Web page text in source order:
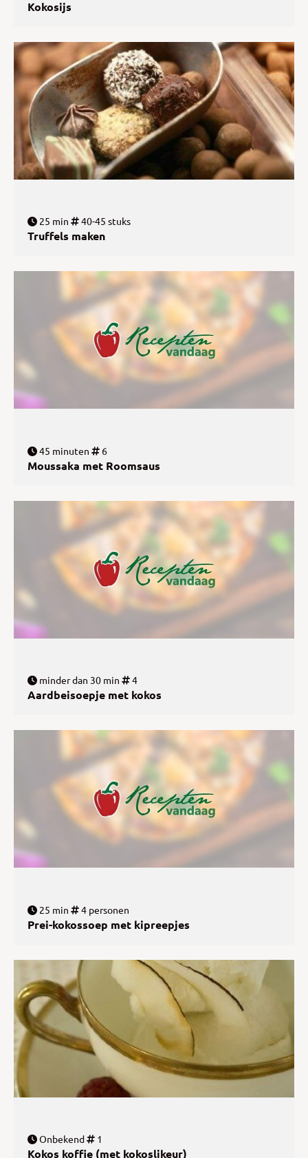
Kokosijs
25 min 40-45 stuks
Truffels maken
45 minuten 6
Moussaka met Roomsaus
minder dan 30 min 4
Aardbeisoepje met kokos
25 min 4 personen
Prei-kokossoep met kipreepjes
Onbekend 1
Kokos koffie (met kokoslikeur)